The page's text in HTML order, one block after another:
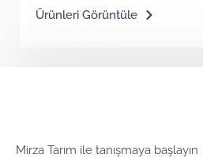
Ürünleri Görüntüle
Mirza Tarım ile tanışmaya başlayın